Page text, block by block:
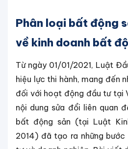
Phân loại bất động
về kinh doanh bất
Từ ngày 01/01/2021, Luật
hiệu lực thi hành, mang đến
đối với hoạt động đầu tư tại
nội dung sửa đổi liên quan
bất động sản (tại Luật
2014) đã tạo ra những